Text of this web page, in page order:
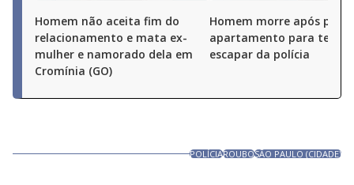
Homem não aceita fim do
relacionamento e mata ex-
mulher e namorado dela em
Cromínia (GO)
Homem morre após
apartamento para tentar
escapar da polícia
POLÍCIAROUBOSÃO PAULO (CIDADE)